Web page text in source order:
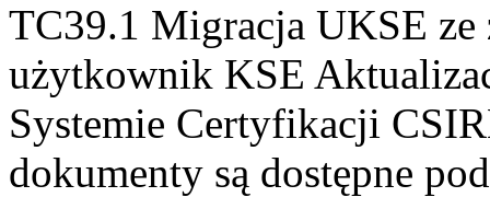
TC39.1 Migracja UKSE
użytkownik KSE
Systemie Certyfikacji
dokumenty są dostępne